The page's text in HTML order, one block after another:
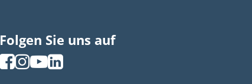
Folgen Sie uns auf